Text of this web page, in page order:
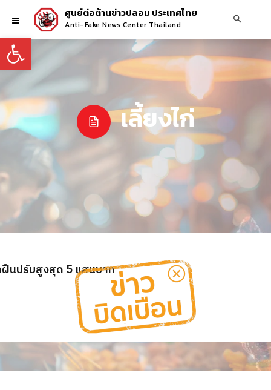
Open toolbar
ศูนย์ต่อต้านข่าวปลอม ประเทศไทย
Anti-Fake News Center Thailand
เลี้ยงไก่
นปรับสูงสุด 5 แสนบาท